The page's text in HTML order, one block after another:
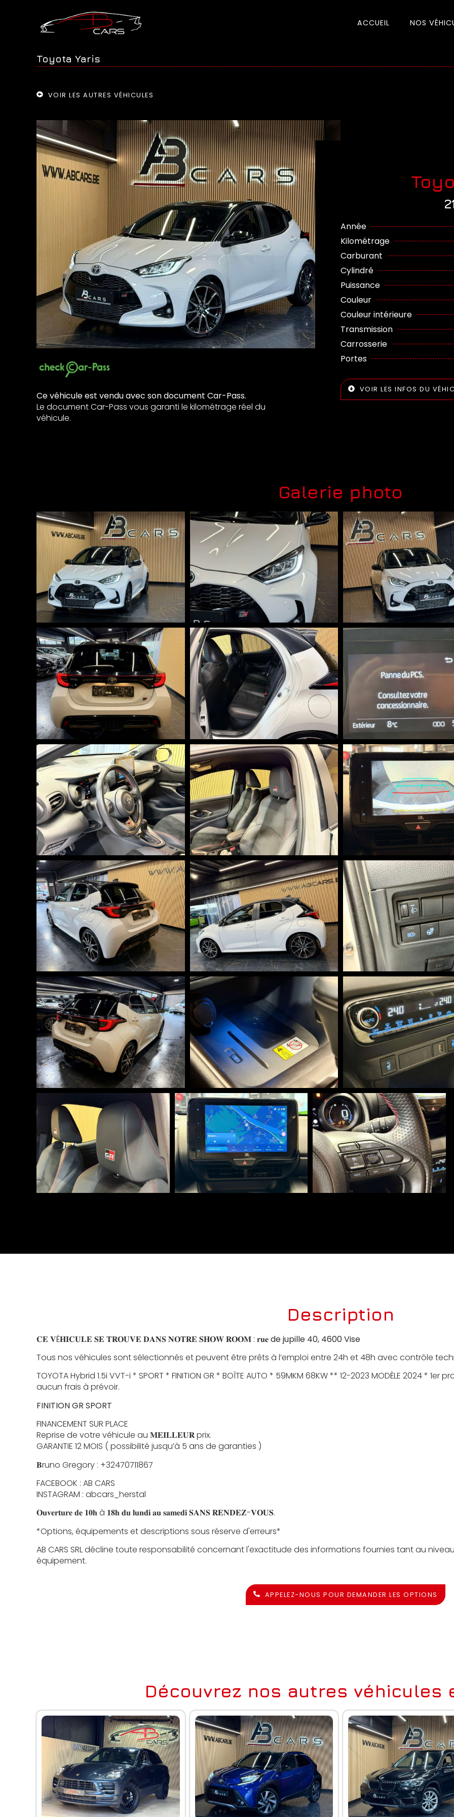
ACCUEIL NOS
Toyota Yaris
VOIR LES AUTRES VÉHICULES
Ce véhicule est vendu avec son document Car-Pass.
Le document Car-Pass vous garanti le kilométrage réel du
véhicule.
Année
Kilométrage
Carburant
Cylindré
Puissance
Couleur
Couleur intérieure
Transmission
Carrosserie
Portes
VOIR LES INFOS DU
Galerie photo
Description
𝐂𝐄 𝐕É𝐇𝐈𝐂𝐔𝐋𝐄 𝐒𝐄 𝐓𝐑𝐎𝐔𝐕𝐄 𝐃𝐀𝐍𝐒 𝐍𝐎𝐓𝐑𝐄 𝐒𝐇𝐎𝐖 𝐑𝐎𝐎𝐌 : 𝐫𝐮𝐞de jupille 40, 4600 Vise
Tous nos véhicules sont sélectionnés et peuvent être prêts à l’emploi entre 24h et 48h avec contrôle
TOYOTA Hybrid 1.5i VVT-i * SPORT * FINITION GR * BOÎTE AUTO * 59MKM 68KW ** 12-2023 MODÈLE 2024 *
aucun frais à prévoir.
FINITION GR SPORT
FINANCEMENT SUR PLACE
Reprise de votre véhicule au 𝐌𝐄𝐈𝐋𝐋𝐄𝐔𝐑 prix.
GARANTIE 12 MOIS ( possibilité jusqu’à 5 ans de garanties )
𝐁runo Gregory : +32470711867
FACEBOOK : AB CARS
INSTAGRAM : abcars_herstal
𝐎𝐮𝐯𝐞𝐫𝐭𝐮𝐫𝐞 𝐝𝐞 𝟏𝟎𝐡 à 𝟏𝟖𝐡 𝐝𝐮 𝐥𝐮𝐧𝐝𝐢 𝐚𝐮 𝐬𝐚𝐦𝐞𝐝𝐢 𝐒𝐀𝐍𝐒 𝐑𝐄𝐍𝐃𝐄𝐙-𝐕𝐎𝐔𝐒.
*Options, équipements et descriptions sous réserve d'erreurs*
AB CARS SRL décline toute responsabilité concernant l'exactitude des informations fournies tant au
équipement.
APPELEZ-NOUS POUR DEMANDER LES OPTIONS
Découvrez nos autres véhicules